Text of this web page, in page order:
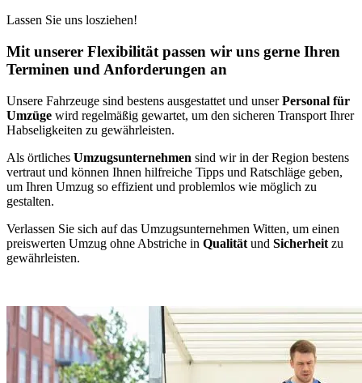
Lassen Sie uns losziehen!
Mit unserer Flexibilität passen wir uns gerne Ihren
Terminen und Anforderungen an
Unsere Fahrzeuge sind bestens ausgestattet und unserPersonal für
Umzüge wird regelmäßig gewartet, um den sicheren Transport Ihrer
Habseligkeiten zu gewährleisten.
Als örtliches Umzugsunternehmen sind wir in der Region bestens
vertraut und können Ihnen hilfreiche Tipps und Ratschläge geben,
um Ihren Umzug so effizient und problemlos wie möglich zu
gestalten.
Verlassen Sie sich auf das Umzugsunternehmen Witten, um einen
preiswerten Umzug ohne Abstriche in Qualität und Sicherheit zu
gewährleisten.